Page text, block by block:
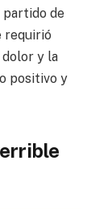
de
requirió
dolor y la
positivo y